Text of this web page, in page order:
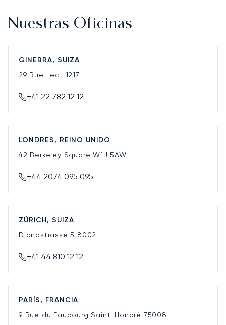
Nuestras Oficinas
GINEBRA, SUIZA
29 Rue Lect 1217
+41 22 782 12 12
LONDRES, REINO UNIDO
42 Berkeley SquareW1J 5AW
+44 2074 095 095
ZÚRICH, SUIZA
Dianastrasse 5 8002
+41 44 810 12 12
PARÍS, FRANCIA
9 Rue du Faubourg Saint-Honoré 75008